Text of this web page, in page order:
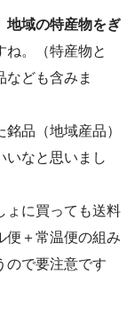
地域の特産物をぎ
ね。（特産物と
ども含みま
品（地域産品）
いなと思いまし
ょに買っても送料
便＋常温便の組み
ので要注意です